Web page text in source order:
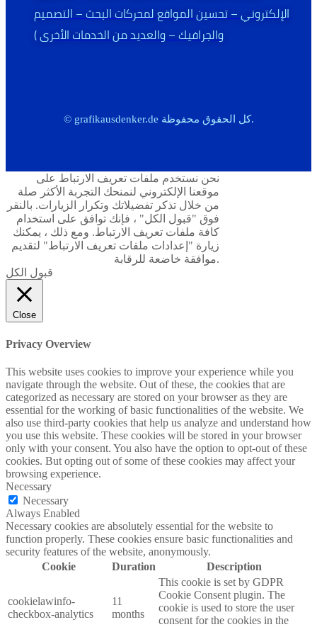
الإلكتروني – تحسين المواقع لمحركات البحث – التصميم
والجرافيك – والعديد من الخدمات الأخرى )
© grafikausdenker.de كل الحقوق محفوظة.
نحن نستخدم ملفات تعريف الارتباط على
موقعنا الإلكتروني لنمنحك التجربة الأكثر صلة
من خلال تذكر تفضيلاتك وتكرار الزيارات. بالنقر
فوق "قبول الكل" ، فإنك توافق على استخدام
كافة ملفات تعريف الارتباط. ومع ذلك ، يمكنك
زيارة "إعدادات ملفات تعريف الارتباط" لتقديم
موافقة خاضعة للرقابة.
قبول الكل
Close
Privacy Overview
This website uses cookies to improve your experience while you
navigate through the website. Out of these, the cookies that are
categorized as necessary are stored on your browser as they are
essential for the working of basic functionalities of the website. We
also use third-party cookies that help us analyze and understand how
you use this website. These cookies will be stored in your browser
only with your consent. You also have the option to opt-out of these
cookies. But opting out of some of these cookies may affect your
browsing experience.
Necessary
Necessary
Always Enabled
Necessary cookies are absolutely essential for the website to
function properly. These cookies ensure basic functionalities and
security features of the website, anonymously.
Cookie
Duration Description
cookielawinfo-
checkbox-analytics
11
months
This cookie is set by GDPR
Cookie Consent plugin. The
cookie is used to store the user
consent for the cookies in the